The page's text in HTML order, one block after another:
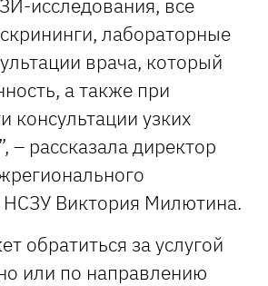
исследования, все
лабораторные
врача, который
а также при
консультации узких
– рассказала директор
НСЗУ Виктория Милютина.
обратиться за услугой
или по направлению